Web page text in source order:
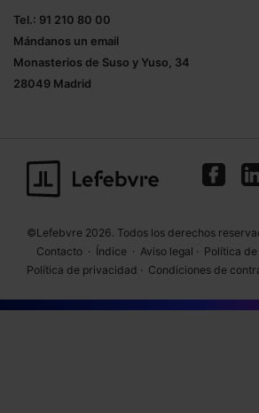
Tel.: 91 210 80 00
Mándanos un email
Monasterios de Suso y Yuso, 34
28049 Madrid
©Lefebvre 2026. Todos los derechos
Contacto · Índice · Aviso legal · Política
Política de privacidad · Condiciones de